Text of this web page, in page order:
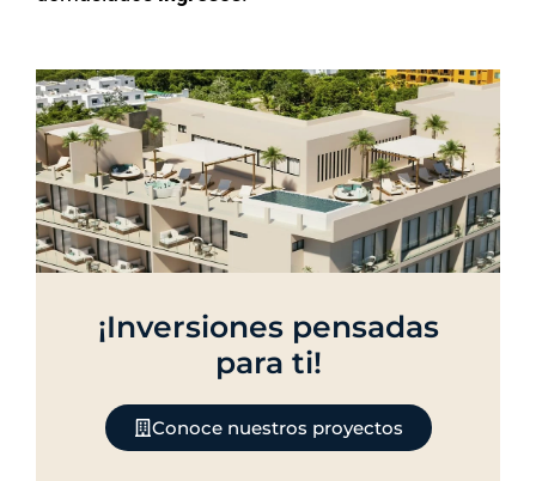
¡Inversiones pensadas
para ti!
Conoce nuestros proyectos